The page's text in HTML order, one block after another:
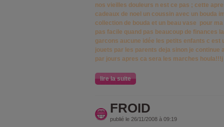
nos vieilles douleurs n est ce pas ; cette
cadeaux de noel un coussin avec un bouda
collection de bouda et un beau vase pour
pas facile quand pas beaucoup de finances
garcons aucune idée les petits enfants c est
jouets par les parents deja sinon je continue
par jours apres ca sera les marches
lire la suite
FROID
publié le 26/11/2008 à 09:19